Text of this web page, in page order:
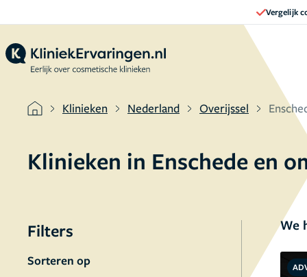
Vergelijk
Klinieken Nederland Overijssel
Klinieken in Enschede en
Filters
Sorteren op
We